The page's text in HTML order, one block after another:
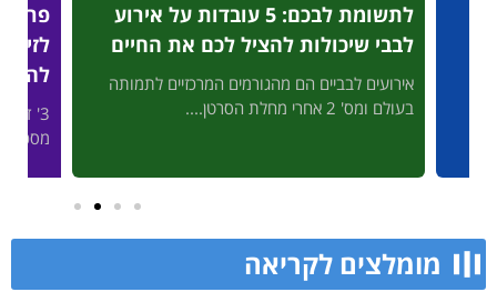
לתשומת לבכם: 5 עובדות על אירוע
לבבי שיכולות להציל לכם את החיים
אירועים לבביים הם מהגורמים המרכזיים לתמותה
בעולם ומס' 2 אחרי מחלת הסרטן....
3' דק
מסכן
מומלצים לקריאה​